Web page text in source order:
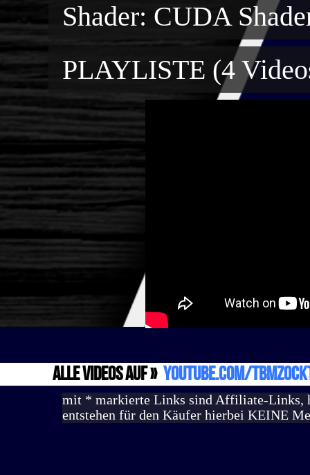
Shader: CUDA
PLAYLISTE (4
alle Videos auf » YouTube.com/
mit * markierte Links sind Affiliate-Links,
entstehen für den Käufer hierbei KEINE